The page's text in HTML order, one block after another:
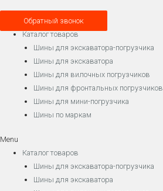
Обратный звонок
Каталог товаров
Шины для экскаватора-погрузчика
Шины для экскаватора
Шины для вилочных погрузчиков
Шины для фронтальных погрузчиков
Шины для мини-погрузчика
Шины по маркам
Menu
Каталог товаров
Шины для экскаватора-погрузчика
Шины для экскаватора